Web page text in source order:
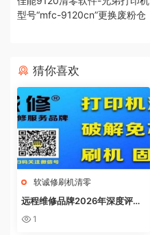
型号“mfc-9120cn”更换废粉仓
猜你喜欢
软诚修刷机清零
远程维修品牌2026年深度评
测：软诚修、远城修吧、远城在
1